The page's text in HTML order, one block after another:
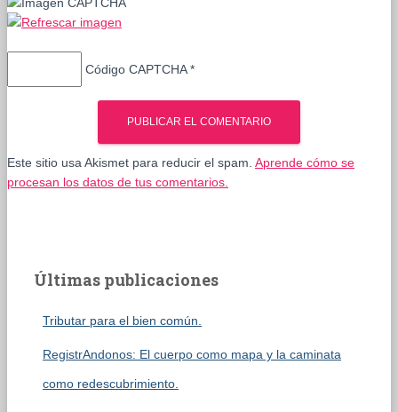
Código CAPTCHA*
Este sitio usa Akismet para reducir el spam. Aprende cómo se
procesan los datos de tus comentarios.
Últimas publicaciones
Tributar para el bien común.
RegistrAndonos: El cuerpo como mapa y la caminata
como redescubrimiento.